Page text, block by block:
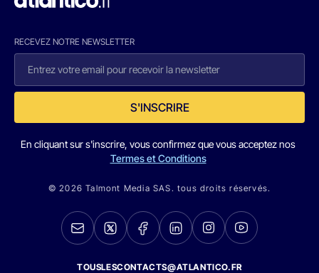
RECEVEZ NOTRE NEWSLETTER
S'INSCRIRE
En cliquant sur s'inscrire, vous confirmez que vous acceptez nos
Termes et Conditions
© 2026 Talmont Media SAS. tous droits réservés.
TOUSLESCONTACTS@ATLANTICO.FR